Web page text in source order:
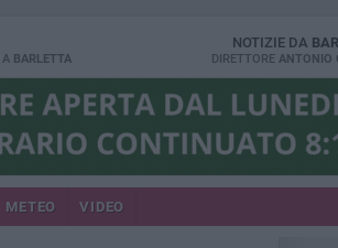
A BARLETTA
NOTIZIE DA
DIRETTORE ANTONIO
METEO VIDEO